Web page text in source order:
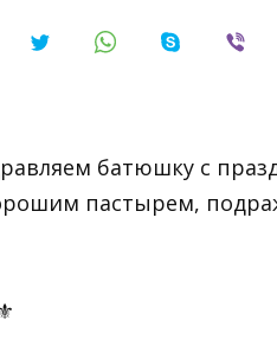
батюшку с
пастырем,